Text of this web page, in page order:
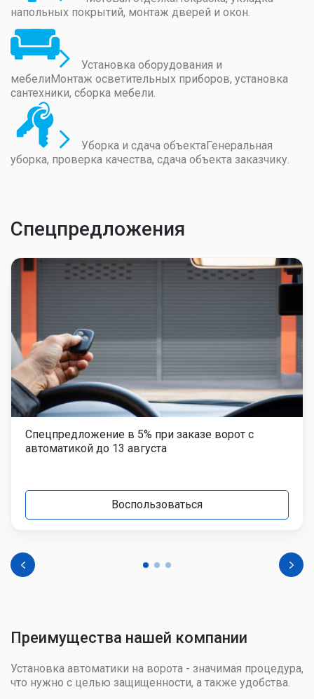
напольных покрытий, монтаж дверей и окон.
Установка оборудования и
мебелиМонтаж осветительных приборов, установка
сантехники, сборка мебели.
Уборка и сдача объектаГенеральная
уборка, проверка качества, сдача объекта заказчику.
Спецпредложения
Спецпредложение в 5% при заказе ворот с
автоматикой до 13 августа
Воспользоваться
Преимущества нашей компании
Установка автоматики на ворота - значимая процедура,
что нужно с целью защищенности, а также удобства.